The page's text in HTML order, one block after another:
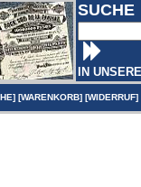
SUCHE
IN
] [WARENKORB] [WIDERRUF]